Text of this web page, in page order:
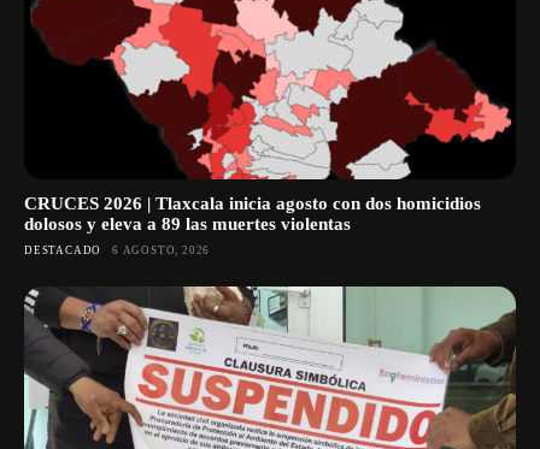
CRUCES 2026 | Tlaxcala inicia agosto con dos homicidios
dolosos y eleva a 89 las muertes violentas
DESTACADO 6 AGOSTO, 2026